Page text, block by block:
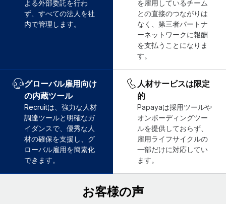
よる外部委託を行わ
ず、すべての法人を社
内で管理します。
を雇用しているチーム
との直接のつながりは
なく、第三者パートナ
ーネットワークに報酬
を支払うことになりま
す。
グローバル雇用向け
の内蔵ツール
Recruitは、強力な人材
調達ツールと明確なガ
イダンスで、優秀な人
材の確保を支援し、グ
ローバル雇用を簡素化
できます。
人材サービスは限定
的
Papayaは採用ツールや
オンボーディングツー
ルを提供しておらず、
雇用ライフサイクルの
一部だけに対応してい
ます。
お客様の声